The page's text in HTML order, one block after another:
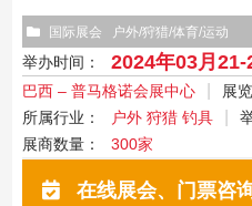
国际展会 户外/狩猎/体育/运动
举办时间： 2024年03月21-
巴西 – 普马格诺会展中心
展
所属行业：
户外 狩猎 钓具
展商数量：
300家
在线展会、门票咨